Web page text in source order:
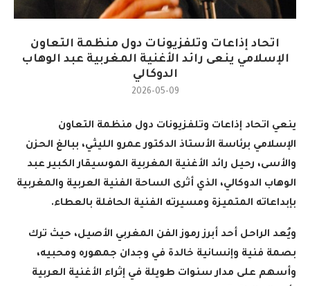
اتحاد إذاعات وتلفزيونات دول منظمة التعاون
الإسلامي ينعى رائد الأغنية المغربية عبد الوهاب
الدوكالي
2026-05-09
ينعي اتحاد إذاعات وتلفزيونات دول منظمة التعاون
الإسلامي برئاسة الأستاذ الدكتور عمرو الليثي، ببالغ الحزن
والأسى، رحيل رائد الأغنية المغربية الموسيقار الكبير عبد
الوهاب الدوكالي، الذي أثرى الساحة الفنية العربية والمغربية
بإبداعاته المتميزة ومسيرته الفنية الحافلة بالعطاء.
ويُعد الراحل أحد أبرز رموز الفن المغربي الأصيل، حيث ترك
بصمة فنية وإنسانية خالدة في وجدان جمهوره ومحبيه،
وأسهم على مدار سنوات طويلة في إثراء الأغنية العربية